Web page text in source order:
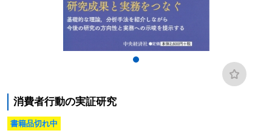
消費者行動の実証研究
書籍品切れ中